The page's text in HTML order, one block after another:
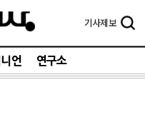
기사제보
언 연구소